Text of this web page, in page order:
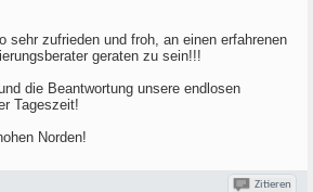
sehr zufrieden und froh, an einen erfahrenen
geraten zu sein!!!
die Beantwortung unsere endlosen
Tageszeit!
Norden!
Zitieren